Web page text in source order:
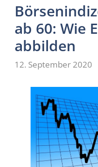
ab 60: Wie
abbilden
12. September 2020